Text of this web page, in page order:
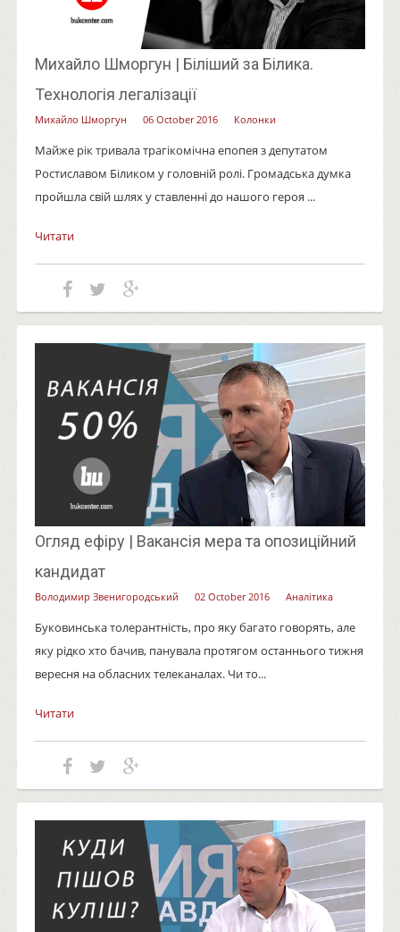
Михайло Шморгун | Біліший за Білика.
Технологія легалізації
Михайло Шморгун 06 October 2016 Колонки
Майже рік тривала трагікомічна епопея з депутатом
Ростиславом Біликом у головній ролі. Громадська думка
пройшла свій шлях у ставленні до нашого героя ...
Читати
Огляд ефіру | Вакансія мера та опозиційний
кандидат
Володимир Звенигородський 02 October 2016 Аналітика
Буковинська толерантність, про яку багато говорять, але
яку рідко хто бачив, панувала протягом останнього тижня
вересня на обласних телеканалах. Чи то...
Читати